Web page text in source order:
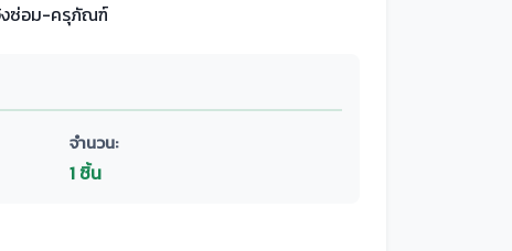
ซ่อม-ครุภัณฑ์
จำนวน:
1 ชิ้น